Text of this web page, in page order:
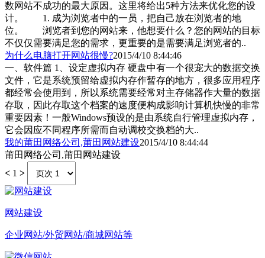
数网站不成功的最大原因。这里将给出5种方法来优化您的设
计。 1. 成为浏览者中的一员，把自己放在浏览者的地
位。 浏览者到您的网站来，他想要什么？您的网站的目标
不仅仅需要满足您的需求，更重要的是需要满足浏览者的..
为什么电脑打开网站很慢?2015/4/10 8:44:46
一、软件篇 1、设定虚拟内存 硬盘中有一个很宠大的数据交换
文件，它是系统预留给虚拟内存作暂存的地方，很多应用程序
都经常会使用到，所以系统需要经常对主存储器作大量的数据
存取，因此存取这个档案的速度便构成影响计算机快慢的非常
重要因素！一般Windows预设的是由系统自行管理虚拟内存，
它会因应不同程序所需而自动调校交换档的大..
我的莆田网络公司,莆田网站建设2015/4/10 8:44:44
莆田网络公司,莆田网站建设
< 1 >
网站建设
企业网站/外贸网站/商城网站等